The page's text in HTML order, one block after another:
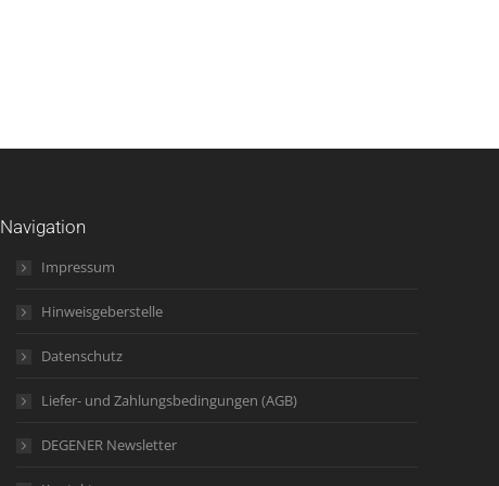
Navigation
Impressum
Hinweisgeberstelle
Datenschutz
Liefer- und Zahlungsbedingungen (AGB)
DEGENER Newsletter